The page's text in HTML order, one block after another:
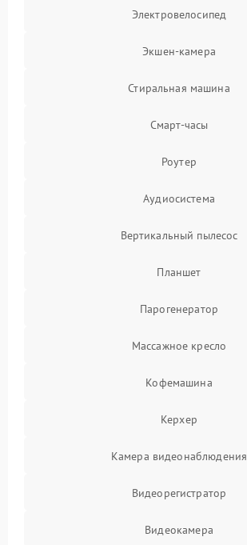
Электровелосипед
Экшен-камера
Стиральная машина
Смарт-часы
Роутер
Аудиосистема
Вертикальный пылесос
Планшет
Парогенератор
Массажное кресло
Кофемашина
Керхер
Камера видеонаблюдения
Видеорегистратор
Видеокамера